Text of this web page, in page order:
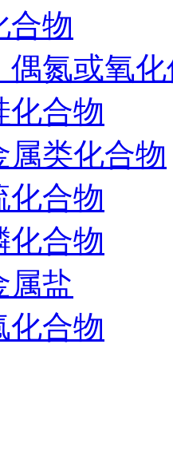
合物
偶氮或氧
化合物
属类化合物
化合物
化合物
属盐
化合物